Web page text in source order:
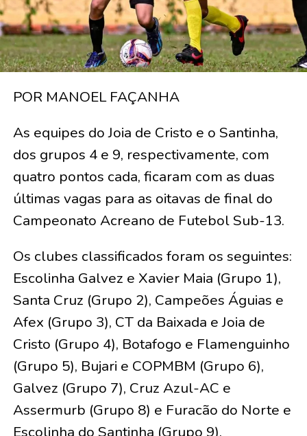
POR MANOEL FAÇANHA
As equipes do Joia de Cristo e o Santinha,
dos grupos 4 e 9, respectivamente, com
quatro pontos cada, ficaram com as duas
últimas vagas para as oitavas de final do
Campeonato Acreano de Futebol Sub-13.
Os clubes classificados foram os seguintes:
Escolinha Galvez e Xavier Maia (Grupo 1),
Santa Cruz (Grupo 2), Campeões Águias e
Afex (Grupo 3), CT da Baixada e Joia de
Cristo (Grupo 4), Botafogo e Flamenguinho
(Grupo 5), Bujari e COPMBM (Grupo 6),
Galvez (Grupo 7), Cruz Azul-AC e
Assermurb (Grupo 8) e Furacão do Norte e
Escolinha do Santinha (Grupo 9).